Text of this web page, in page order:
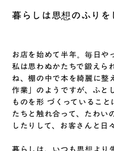
暮らしは思想のふりを
お店を始めて半年。毎日や
私は思わぬかたちで鍛えら
ね、棚の中で本を綺麗に整
作業」のようですが、ふと
ものを形 づくっているこ
たちと触れ合って、たわい
したりして、お客さんと日